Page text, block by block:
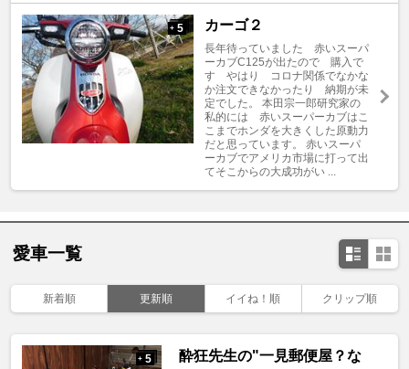
+ 5 カーゴ２
長年待っていました 赤いスーパ
ーカブC125が出たので 購入で
す やはり コロナ関係でなかな
か注文できなかったり 納期が未
定でした。 本田宗一郎研究家の
私的には 赤いスーパーカブはこ
こまでホンダを大きくした原動力
だと思っています。 赤いスーパ
ーカブでアメリカ市場に打って出
てそこからの大成功がい ...
愛車一覧
新着順 更新順 イイね！順 クリップ順
+ 5
酔狂先生の"一見郵便屋？な